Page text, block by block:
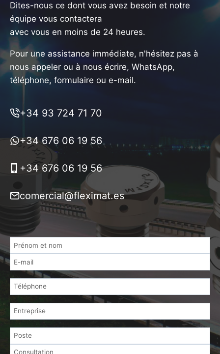
Dites-nous ce dont vous avez besoin et notre
équipe vous contactera
avec vous en moins de 24 heures.
Pour une assistance immédiate, n'hésitez pas à
nous appeler ou à nous écrire, WhatsApp,
téléphone, formulaire ou e-mail.
+34 93 724 71 70
+34 676 06 19 56
+34 676 06 19 56
comercial@fleximat.es